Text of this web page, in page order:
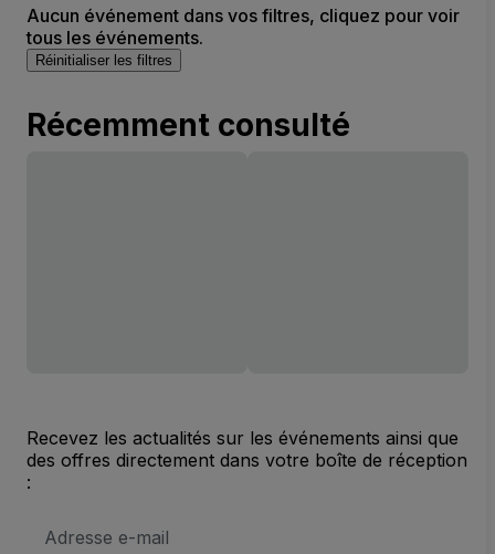
Aucun événement dans vos filtres, cliquez pour voir
tous les événements.
Réinitialiser les filtres
Récemment consulté
Recevez les actualités sur les événements ainsi que
des offres directement dans votre boîte de réception
:
e-